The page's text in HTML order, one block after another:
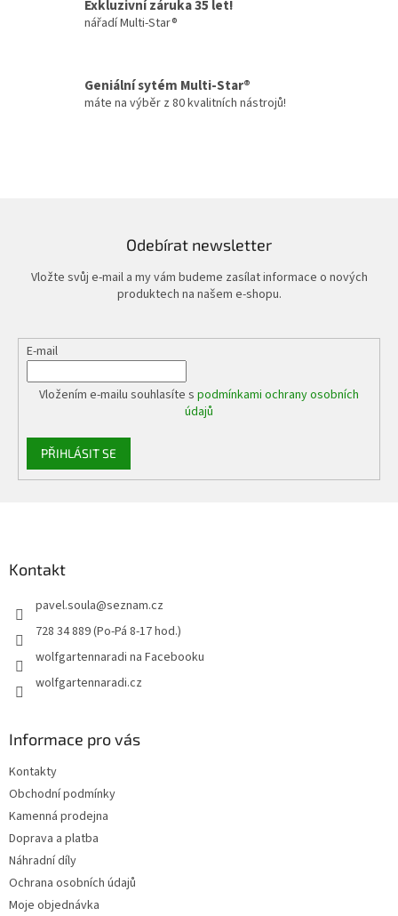
p
i
Exkluzivní záruka 35 let!
nářadí Multi-Star®
Geniální sytém Multi-Star®
máte na výběr z 80 kvalitních nástrojů!
Odebírat newsletter
Vložte svůj e-mail a my vám budeme zasílat informace o nových
produktech na našem e-shopu.
E-mail
Vložením e-mailu souhlasíte s podmínkami ochrany osobních
údajů
PŘIHLÁSIT SE
Kontakt
pavel.soula@seznam.cz
728 34 889 (Po-Pá 8-17 hod.)
wolfgartennaradi na Facebooku
wolfgartennaradi.cz
Informace pro vás
Kontakty
Obchodní podmínky
Kamenná prodejna
Doprava a platba
Náhradní díly
Ochrana osobních údajů
Moje objednávka